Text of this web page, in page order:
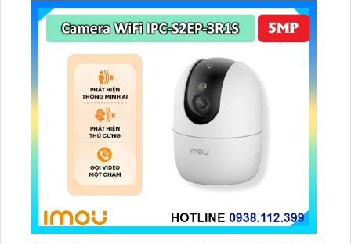
dữ liệu qua thẻ microSD lên đến 512GB.